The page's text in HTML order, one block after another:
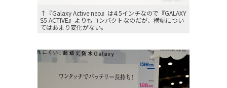
↑『Galaxy Active neo』は4.5インチなので『GALAXY
S5 ACTIVE』よりもコンパクトなのだが、横幅につい
てはあまり変化がない。